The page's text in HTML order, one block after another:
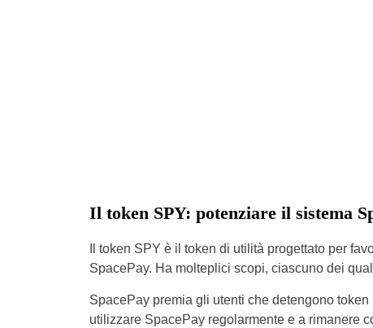
Il token SPY: potenziare il sistema
Il token SPY è il token di utilità progettato per
SpacePay. Ha molteplici scopi, ciascuno dei
SpacePay premia gli utenti che detengono
utilizzare SpacePay regolarmente e a rimanere